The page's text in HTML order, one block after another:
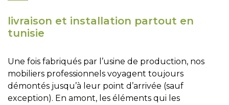
livraison et installation partout en
tunisie
Une fois fabriqués par l’usine de production, nos
mobiliers professionnels voyagent toujours
démontés jusqu’à leur point d’arrivée (sauf
exception). En amont, les éléments qui les